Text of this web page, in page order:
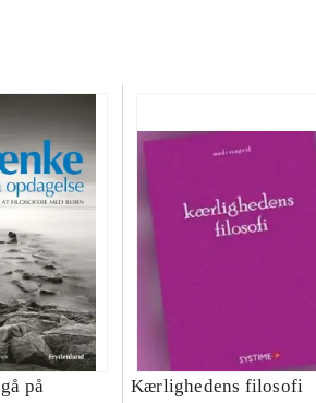
på
Kærlighedens filosofi